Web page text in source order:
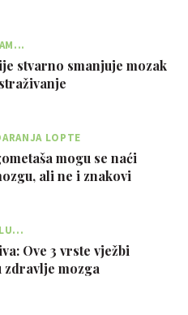
stvarno smanjuje mozak
LOPTE
mogu se naći
ali ne i znakovi
Ove 3 vrste vježbi
zdravlje mozga